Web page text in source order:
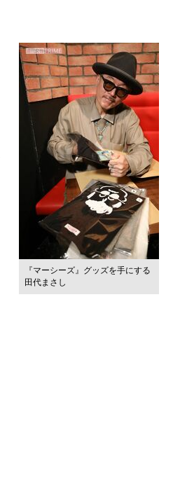
『マーシーズ』グッズを手にする
田代まさし